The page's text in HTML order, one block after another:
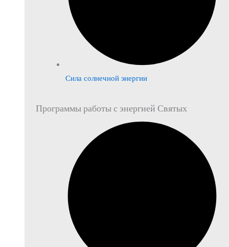
Сила солнечной энергии
Программы работы с энергией Святых